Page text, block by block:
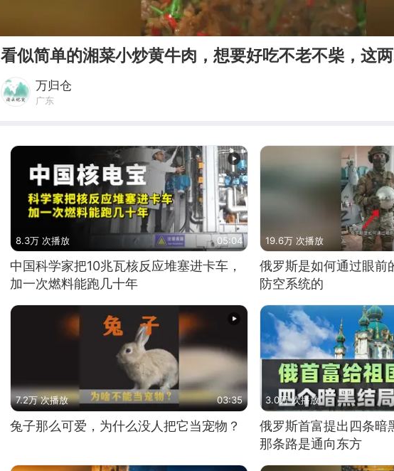
看似简单的湘菜小炒黄牛肉，想要好吃不老不柴，这
万归仓
广东
8.3万 次播放 05:04
中国科学家把10兆瓦核反应堆塞进卡车，
加一次燃料能跑几十年
19.6万 次播放
俄罗斯是如何通过眼前
防空系统的
7.2万 次播放 03:35
兔子那么可爱，为什么没人把它当宠物？
3.0万 次播放
俄罗斯首富提出四条暗
那条路是通向东方